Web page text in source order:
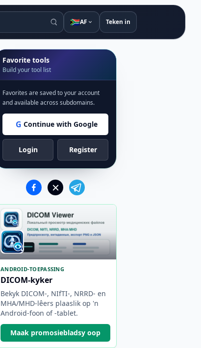
🇿🇦AF Teken in
Favorite tools
Build your tool list
Favorites are saved to your account
and available across subdomains.
G Continue with Google
Login Register
ANDROID-TOEPASSING
DICOM-kyker
Bekyk DICOM-, NIfTI-, NRRD- en
MHA/MHD-lêers plaaslik op 'n
Android-foon of -tablet.
Maak promosiebladsy oop